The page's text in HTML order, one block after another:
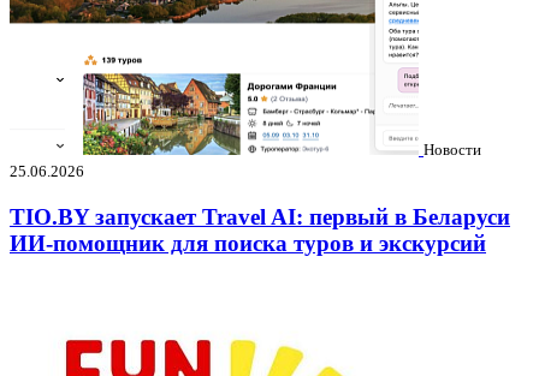
Новости
25.06.2026
TIO.BY запускает Travel AI: первый в Беларуси
ИИ-помощник для поиска туров и экскурсий